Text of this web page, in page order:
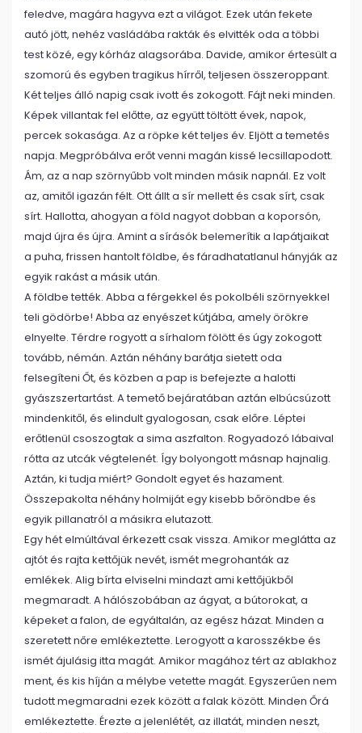
feledve, magára hagyva ezt a világot. Ezek után fekete
autó jött, nehéz vasládába rakták és elvitték oda a többi
test közé, egy kórház alagsorába. Davide, amikor értesült a
szomorú és egyben tragikus hírről, teljesen összeroppant.
Két teljes álló napig csak ivott és zokogott. Fájt neki minden.
Képek villantak fel előtte, az együtt töltött évek, napok,
percek sokasága. Az a röpke két teljes év. Eljött a temetés
napja. Megpróbálva erőt venni magán kissé lecsillapodott.
Ám, az a nap szörnyűbb volt minden másik napnál. Ez volt
az, amitől igazán félt. Ott állt a sír mellett és csak sírt, csak
sírt. Hallotta, ahogyan a föld nagyot dobban a koporsón,
majd újra és újra. Amint a sírásók belemerítik a lapátjaikat
a puha, frissen hantolt földbe, és fáradhatatlanul hányják az
egyik rakást a másik után.
A földbe tették. Abba a férgekkel és pokolbéli szörnyekkel
teli gödörbe! Abba az enyészet kútjába, amely örökre
elnyelte. Térdre rogyott a sírhalom fölött és úgy zokogott
tovább, némán. Aztán néhány barátja sietett oda
felsegíteni Őt, és közben a pap is befejezte a halotti
gyászszertartást. A temető bejáratában aztán elbúcsúzott
mindenkitől, és elindult gyalogosan, csak előre. Léptei
erőtlenül csoszogtak a sima aszfalton. Rogyadozó lábaival
rótta az utcák végtelenét. Így bolyongott másnap hajnalig.
Aztán, ki tudja miért? Gondolt egyet és hazament.
Összepakolta néhány holmiját egy kisebb bőröndbe és
egyik pillanatról a másikra elutazott.
Egy hét elmúltával érkezett csak vissza. Amikor meglátta az
ajtót és rajta kettőjük nevét, ismét megrohanták az
emlékek. Alig bírta elviselni mindazt ami kettőjükből
megmaradt. A hálószobában az ágyat, a bútorokat, a
képeket a falon, de egyáltalán, az egész házat. Minden a
szeretett nőre emlékeztette. Lerogyott a karosszékbe és
ismét ájulásig itta magát. Amikor magához tért az ablakhoz
ment, és kis híján a mélybe vetette magát. Egyszerűen nem
tudott megmaradni ezek között a falak között. Minden Őrá
emlékeztette. Érezte a jelenlétét, az illatát, minden neszt,